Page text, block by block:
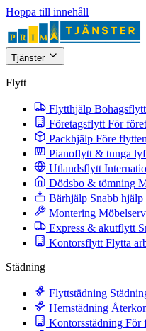
Hoppa till innehåll
Tjänster
Flytt
Flytthjälp
Företagsflytt För
Packhjälp Före flytten
Pianoflytt & tunga
Utlandsflytt
Dödsbo & tömning
Bärhjälp Snabb hjälp
Montering
Express & akutflytt
Kontorsflytt Flytta
Städning
Flyttstädning
Hemstädning
Kontorsstädning För